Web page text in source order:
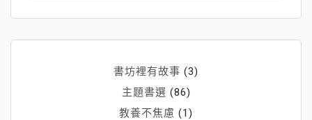
書坊裡有故事 (3)
主題書選 (86)
教養不焦慮 (1)